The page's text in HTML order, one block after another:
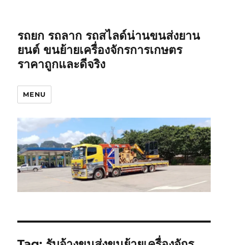
รถยก รถลาก รถสไลด์น่านขนส่งยาน
ยนต์ ขนย้ายเครื่องจักรการเกษตร
ราคาถูกและดีจริง
MENU